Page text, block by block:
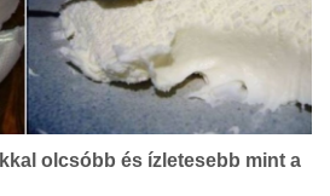
olcsóbb és ízletesebb mint a